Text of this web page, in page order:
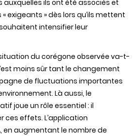
auxquelles ils ont été associés et
exigeants » dès lors qu’ils mettent
intensifier leur
du corégone observée va-t-
moins sûr tant le changement
de fluctuations importantes
Là aussi, le
joue un rôle essentiel : il
ces effets. L’application
en augmentant le nombre de